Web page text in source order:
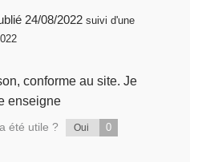
publié 24/08/2022 suivi d'une
conforme au site. Je
enseigne
été utile ? Oui 0